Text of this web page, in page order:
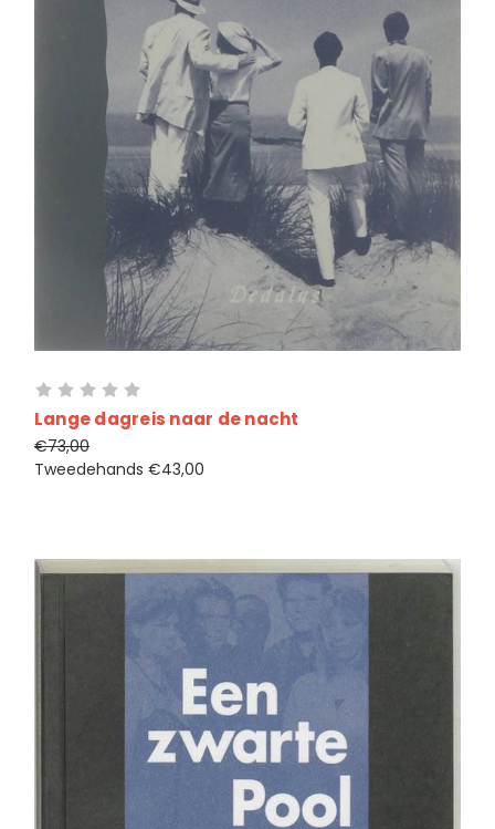
Lange dagreis naar de nacht
€73,00
Tweedehands €43,00